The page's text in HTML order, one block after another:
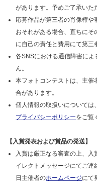
があります。予めご了承いた
応募作品が第三者の肖像権や
おそれがある場合、直ちに
に自己の責任と費用にて第三
各SNSにおける通信障害に
ん。
本フォトコンテストは、主催
合があります。
個人情報の取扱いについては
プライバシーポリシーをご覧
【入賞発表および賞品の発送】
入賞は厳正なる審査の上、
イレクトメッセージにてご連
日主催者のホームページにて